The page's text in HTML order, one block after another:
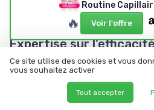
capacité à revitaliser les
Expertise sur
des produits
De nombreux experts,
Moreau, chimiste
Routine
🔥 Voir l'offre
Ce site utilise des cookies et vous
vous souhaitez activer
Tout accepter